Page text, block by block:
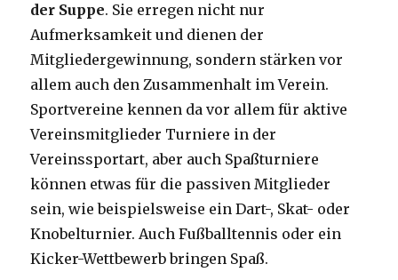
der Suppe. Sie erregen nicht nur
Aufmerksamkeit und dienen der
Mitgliedergewinnung, sondern stärken vor
allem auch den Zusammenhalt im Verein.
Sportvereine kennen da vor allem für aktive
Vereinsmitglieder Turniere in der
Vereinssportart, aber auch Spaßturniere
können etwas für die passiven Mitglieder
sein, wie beispielsweise ein Dart-, Skat- oder
Knobelturnier. Auch Fußballtennis oder ein
Kicker-Wettbewerb bringen Spaß.